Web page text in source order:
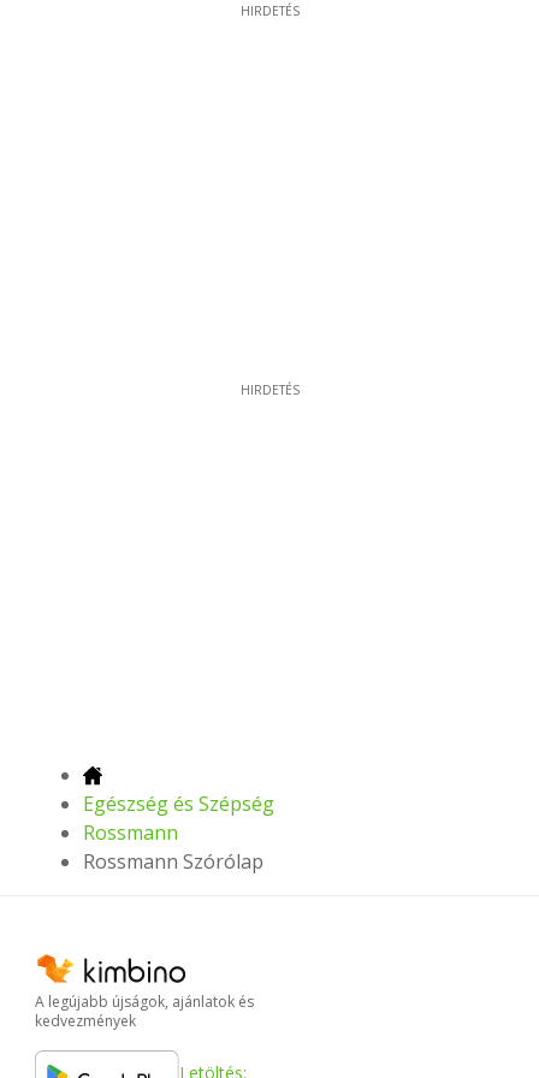
HIRDETÉS
HIRDETÉS
Egészség és Szépség
Rossmann
Rossmann Szórólap
A legújabb újságok, ajánlatok és
kedvezmények
Letöltés: